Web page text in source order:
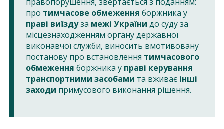
про тимчасове обмеження боржника у
праві виїздуза межі України до суду за
місцезнаходженням органу державної
виконавчої служби, виносить вмотивовану
постанову про встановлення тимчасового
обмеження боржника у праві керування
транспортними засобами та вживає інші
заходи примусового виконання рішення.